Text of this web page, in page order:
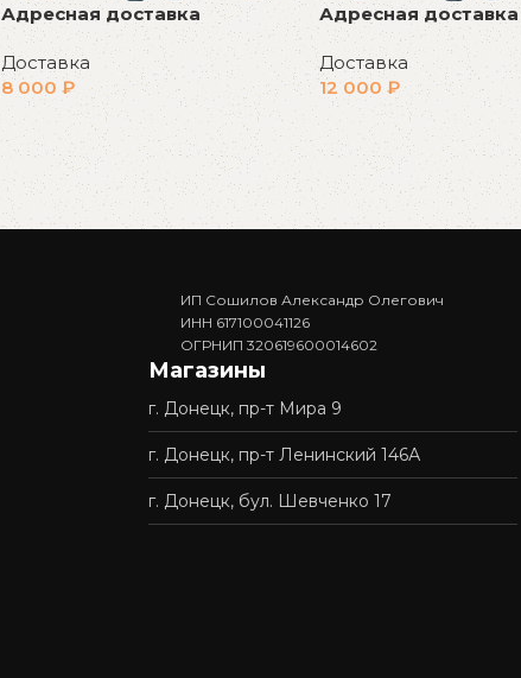
Адресная доставка
Доставка
8 000 ₽
В корзину
Адресная доставка
Доставка
12 000₽
В корзину
ИП Сошилов Александр Олегович
ИНН 617100041126
ОГРНИП 320619600014602
Магазины
г. Донецк, пр-т Мира 9
г. Донецк, пр-т Ленинский 146А
г. Донецк, бул. Шевченко 17